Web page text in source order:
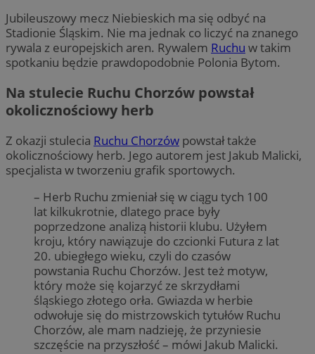
Jubileuszowy mecz Niebieskich ma się odbyć na
Stadionie Śląskim. Nie ma jednak co liczyć na znanego
rywala z europejskich aren. Rywalem Ruchu w takim
spotkaniu będzie prawdopodobnie Polonia Bytom.
Na stulecie Ruchu Chorzów powstał
okolicznościowy herb
Z okazji stulecia Ruchu Chorzów powstał także
okolicznościowy herb. Jego autorem jest Jakub Malicki,
specjalista w tworzeniu grafik sportowych.
– Herb Ruchu zmieniał się w ciągu tych 100
lat kilkukrotnie, dlatego prace były
poprzedzone analizą historii klubu. Użyłem
kroju, który nawiązuje do czcionki Futura z lat
20. ubiegłego wieku, czyli do czasów
powstania Ruchu Chorzów. Jest też motyw,
który może się kojarzyć ze skrzydłami
śląskiego złotego orła. Gwiazda w herbie
odwołuje się do mistrzowskich tytułów Ruchu
Chorzów, ale mam nadzieję, że przyniesie
szczęście na przyszłość – mówi Jakub Malicki.